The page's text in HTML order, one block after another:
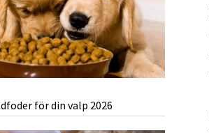
för din valp 2026